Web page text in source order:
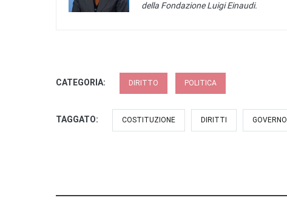
della Fondazione Luigi Einaudi.
CATEGORIA: DIRITTO POLITICA
TAGGATO: COSTITUZIONE DIRITTI GOVERNO